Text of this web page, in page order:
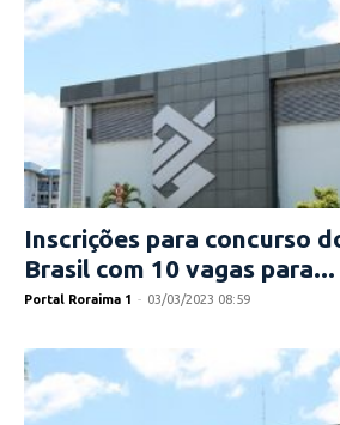
Inscrições para concurso
Brasil com 10 vagas para...
Portal Roraima 1 - 03/03/2023 08:59